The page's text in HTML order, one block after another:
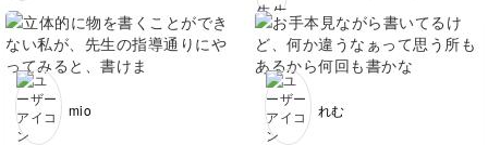
った余白も均等 完璧！
文字のサイズ感も 細い
字との対比もすごくいい
です‼️このコツを掴んで
立つと思いますので 楽
バランスが崩れると歪ん
でしまってむづかしいで
すよね。さとみんさん、
す！講座をしっかり習得
mio れむ